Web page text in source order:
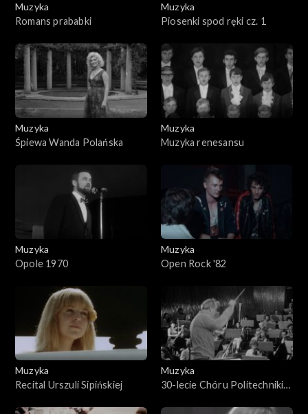
Muzyka
Romans prababki
Muzyka
Piosenki spod ręki cz. 1
Muzyka
Śpiewa Wanda Polańska
Muzyka
Muzyka renesansu
Muzyka
Opole 1970
Muzyka
Open Rock '82
Muzyka
Recital Urszuli Sipińskiej
Muzyka
30-lecie Chóru Politechniki